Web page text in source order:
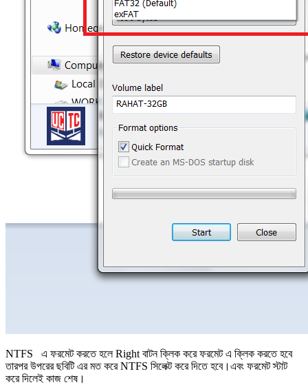
NTFS এ ফরমেট করতে হলে Right বাটন ক্লিক করে ফরমেট এ ক্লিক করতে হবে
তারপর উপরের ছবিটি এর মত করে NTFS সিলেক্ট করে দিতে হবে।এবং ফরমেট স্টাট
করে দিলেই কাজ শেষ।